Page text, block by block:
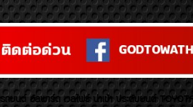
นต์ อัลพาร์ด เวลไฟร์ นำเข้า ประดับยนต์ TOYOTA